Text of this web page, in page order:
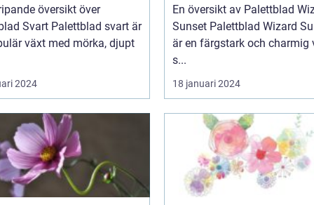
översikt över
Svart Palettblad svart är
växt med mörka, djupt
2024
En översikt av Palettblad
Sunset Palettblad Wizard Sunset
är en färgstark och charmig
s...
18 januari 2024